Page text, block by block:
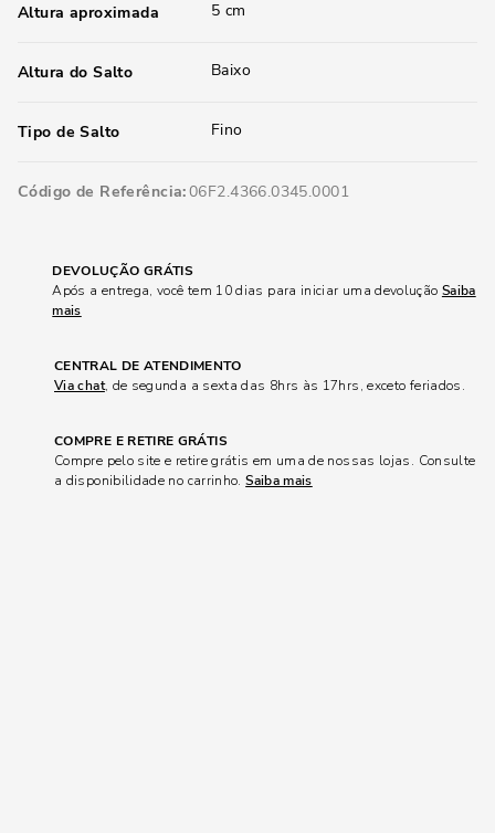
Altura aproximada 5 cm
Altura do Salto Baixo
Tipo de Salto Fino
Código de Referência 06F2.4366.0345.0001
DEVOLUÇÃO GRÁTIS
Após a entrega, você tem 10 dias para iniciar uma devolução Saiba
mais
CENTRAL DE ATENDIMENTO
Via chat, de segunda a sexta das 8hrs às 17hrs, exceto feriados.
COMPRE E RETIRE GRÁTIS
Compre pelo site e retire grátis em uma de nossas lojas. Consulte
a disponibilidade no carrinho.Saiba mais